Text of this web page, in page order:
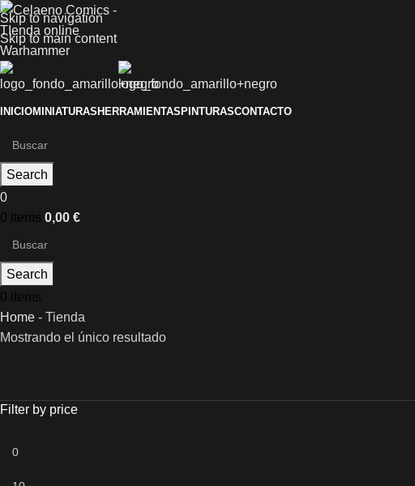
Skip to navigation
Skip to main content
INICIOMINIATURASHERRAMIENTASPINTURASCONTACTO
Search
0
0 items 0,00 €
Search
0 items
Home - Tienda
Mostrando el único resultado
Filter by price